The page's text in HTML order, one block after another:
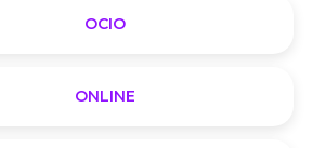
OCIO
ONLINE